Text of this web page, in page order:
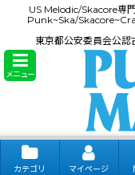
US Melodic/Skacore
Punk~Ska/
東京都公安委員会公
メニュー
カテゴリ マイページ